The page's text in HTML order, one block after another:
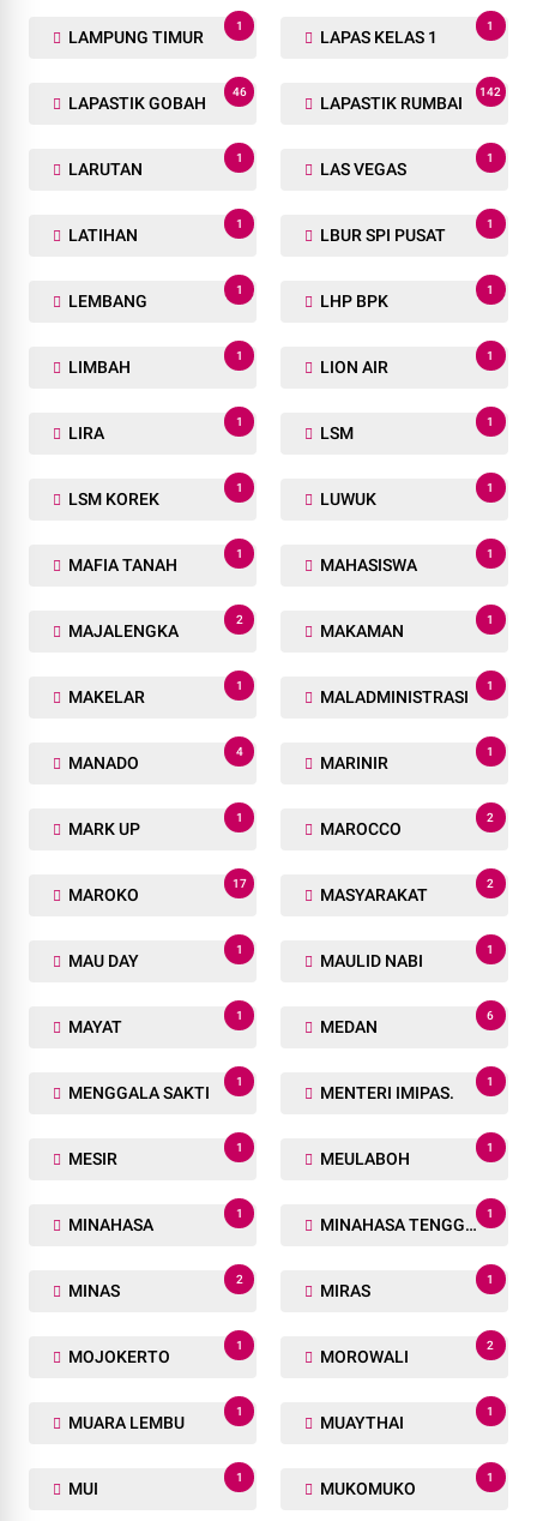
LAMPUNG TIMUR
1
LAPAS KELAS 1
1
LAPASTIK GOBAH
46
LAPASTIK RUMBAI
142
LARUTAN
1
LAS VEGAS
1
LATIHAN
1
LBUR SPI PUSAT
1
LEMBANG
1
LHP BPK
1
LIMBAH
1
LION AIR
1
LIRA
1
LSM
1
LSM KOREK
1
LUWUK
1
MAFIA TANAH
1
MAHASISWA
1
MAJALENGKA
2
MAKAMAN
1
MAKELAR
1
MALADMINISTRASI
1
MANADO
4
MARINIR
1
MARK UP
1
MAROCCO
2
MAROKO
17
MASYARAKAT
2
MAU DAY
1
MAULID NABI
1
MAYAT
1
MEDAN
6
MENGGALA SAKTI
1
MENTERI IMIPAS.
1
MESIR
1
MEULABOH
1
MINAHASA
1
MINAHASA TENGGARA
1
MINAS
2
MIRAS
1
MOJOKERTO
1
MOROWALI
2
MUARA LEMBU
1
MUAYTHAI
1
MUI
1
MUKOMUKO
1